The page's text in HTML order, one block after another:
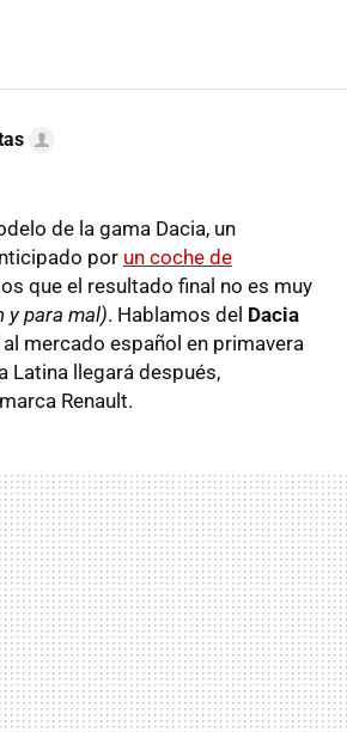
de la gama Dacia, un
por un coche de
que el resultado final no es muy
y para mal). Hablamos del Dacia
al mercado español en primavera
Latina llegará después,
Renault.